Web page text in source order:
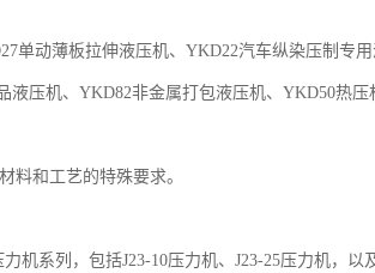
单动薄板拉伸液压机、YKD22汽车纵染压制专
液压机、YKD82非金属打包液压机、YKD50热
料和工艺的特殊要求。
机系列，包括J23-10压力机、J23-25压力机，以